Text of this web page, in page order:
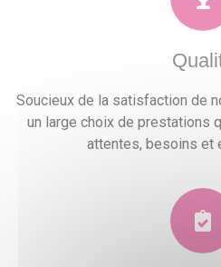
Soucieux de la satisfaction de
un large choix de prestations
attentes, besoins et